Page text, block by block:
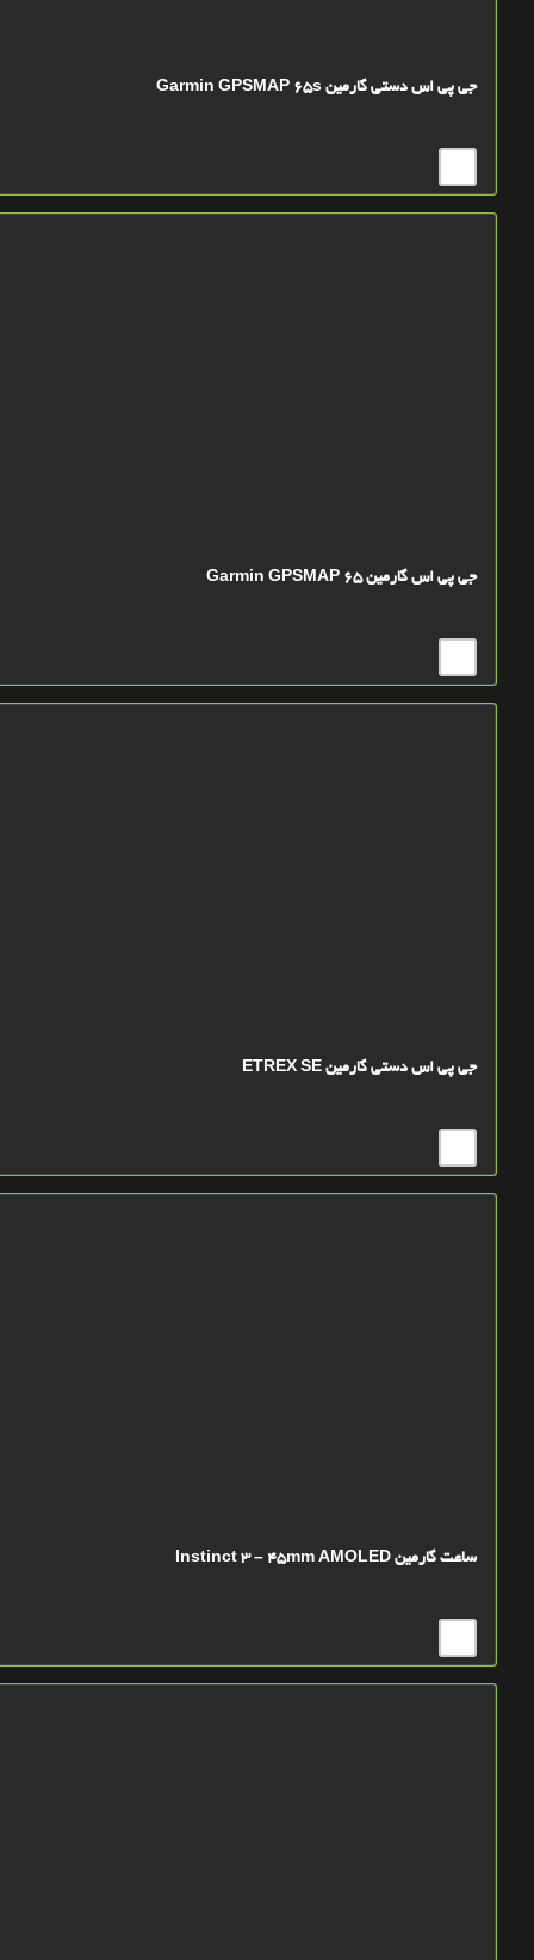
جی پی اس دستی گارمین Garmin GPSMAP 65s
جی پی اس گارمین Garmin GPSMAP 65
جی پی اس دستی گارمین ETREX SE
ساعت گارمین Instinct 3 – 45mm AMOLED